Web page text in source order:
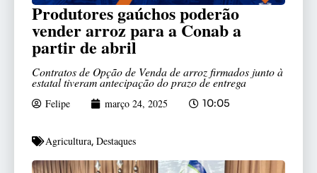
Produtores gaúchos poderão
vender arroz para a Conab a
partir de abril
Contratos de Opção de Venda de arroz firmados junto à
estatal tiveram antecipação do prazo de entrega
Felipe março 24, 2025 10:05
Agricultura, Destaques